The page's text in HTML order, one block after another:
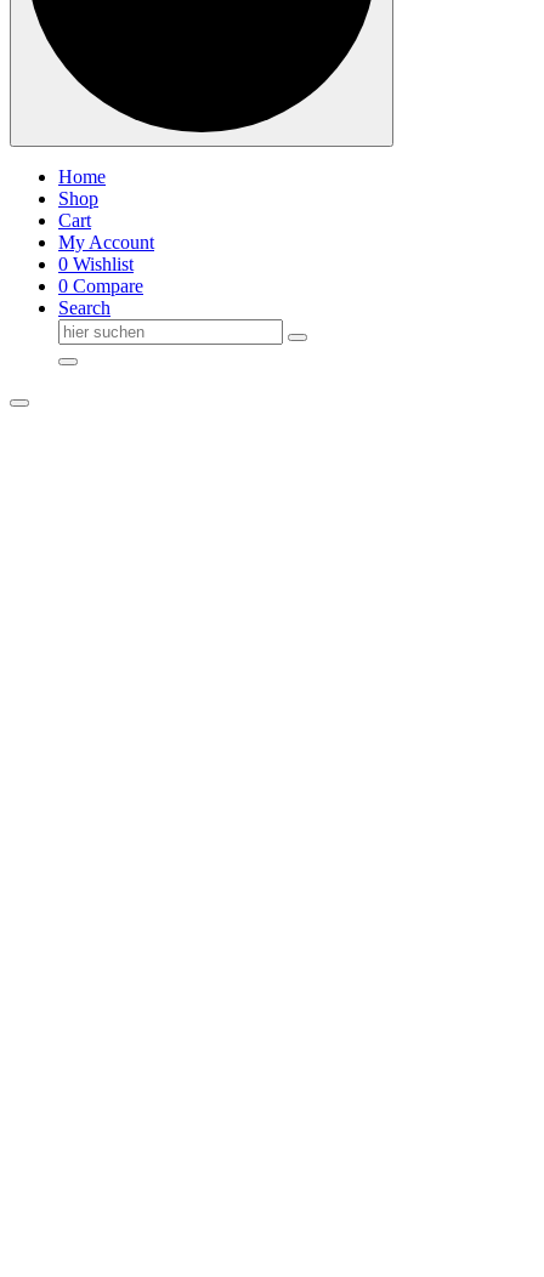
Home
Shop
Cart
My Account
0 Wishlist
0 Compare
Search
Suche
nach: